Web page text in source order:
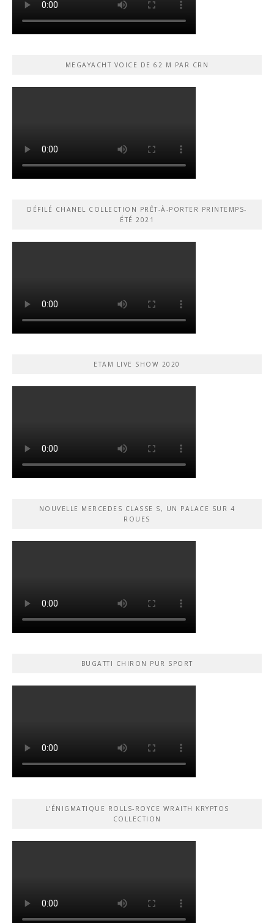
MEGAYACHT VOICE DE 62 M PAR CRN
DÉFILÉ CHANEL COLLECTION PRÊT-À-PORTER PRINTEMPS-
ÉTÉ 2021
ETAM LIVE SHOW 2020
NOUVELLE MERCEDES CLASSE S, UN PALACE SUR 4
ROUES
BUGATTI CHIRON PUR SPORT
L’ÉNIGMATIQUE ROLLS-ROYCE WRAITH KRYPTOS
COLLECTION